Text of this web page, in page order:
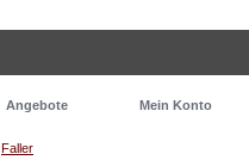
Angebote Mein Konto
Faller